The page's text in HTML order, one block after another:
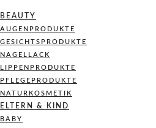
BEAUTY
AUGENPRODUKTE
GESICHTSPRODUKTE
NAGELLACK
LIPPENPRODUKTE
PFLEGEPRODUKTE
NATURKOSMETIK
ELTERN & KIND
BABY